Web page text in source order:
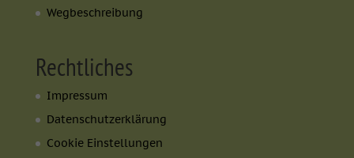
Wegbeschreibung
Rechtliches
Impressum
Datenschutzerklärung
Cookie Einstellungen